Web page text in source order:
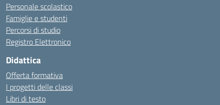
Personale scolastico
Famiglie e studenti
Percorsi di studio
Registro Elettronico
Didattica
Offerta formativa
I progetti delle classi
Libri di testo